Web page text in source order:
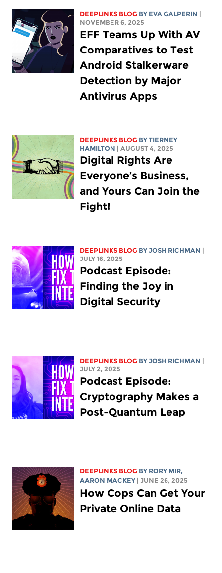
DEEPLINKS BLOG BY EVA GALPERIN |
NOVEMBER 6, 2025
EFF Teams Up With AV
Comparatives to Test
Android Stalkerware
Detection by Major
Antivirus Apps
DEEPLINKS BLOG BY TIERNEY
HAMILTON | AUGUST 4, 2025
Digital Rights Are
Everyone’s Business,
and Yours Can Join the
Fight!
DEEPLINKS BLOG BYJOSH RICHMAN |
JULY 16, 2025
Podcast Episode:
Finding the Joy in
Digital Security
DEEPLINKS BLOG BYJOSH RICHMAN |
JULY 2, 2025
Podcast Episode:
Cryptography Makes a
Post-Quantum Leap
DEEPLINKS BLOG BY RORY MIR,
AARON MACKEY | JUNE 26, 2025
How Cops Can Get Your
Private Online Data